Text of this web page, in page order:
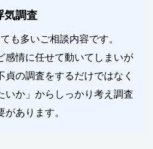
気調査
も多いご相談内容です。
感情に任せて動いてしまいが
の調査をするだけではなく
いか」からしっかり考え調査
があります。